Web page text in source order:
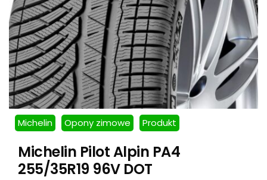
Michelin Opony zimowe Produkt
Michelin Pilot Alpin PA4
255/35R19 96V DOT